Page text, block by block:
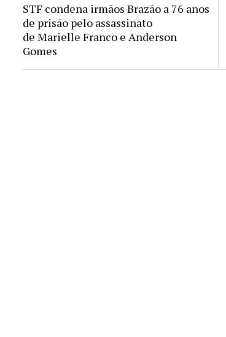
STF condena irmãos Brazão a 76 anos
de prisão pelo assassinato
de Marielle Franco e Anderson
Gomes